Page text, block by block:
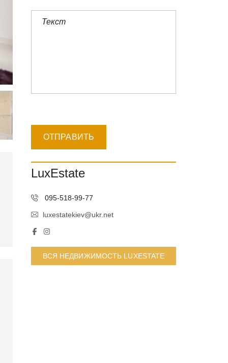
LuxEstate
095-518-99-77
luxestatekiev@ukr.net
ВСЯ НЕДВИЖИМОСТЬ LUXESTATE